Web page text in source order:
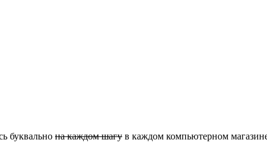
буквально на каждом шагу в каждом компьютерном